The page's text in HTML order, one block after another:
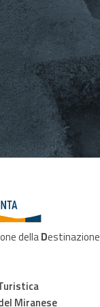
dellaDestinazione
Miranese